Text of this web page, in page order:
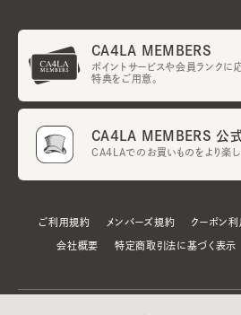
CA4LA MEMBERS
ポイントサービスや会員ランクに
特典をご用意。
CA4LA MEMBERS 公式
CA4LAでのお買いものをより楽し
ご利用規約 メンバーズ規約 クーポン
会社概要 特定商取引法に基づく表示